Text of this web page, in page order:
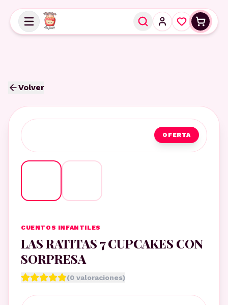
Volver
OFERTA
CUENTOS INFANTILES
LAS RATITAS 7 CUPCAKES CON
SORPRESA
(0 valoraciones)